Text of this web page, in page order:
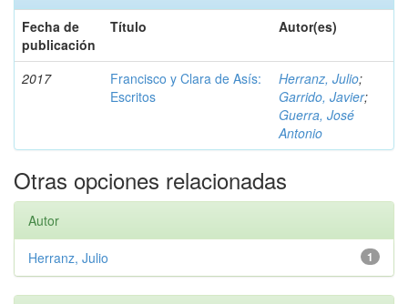
Fecha de
publicación
Título Autor(es)
2017
Francisco y Clara de Asís:
Escritos
Herranz, Julio;
Garrido, Javier;
Guerra, José
Antonio
Otras opciones relacionadas
Autor
1
Herranz, Julio